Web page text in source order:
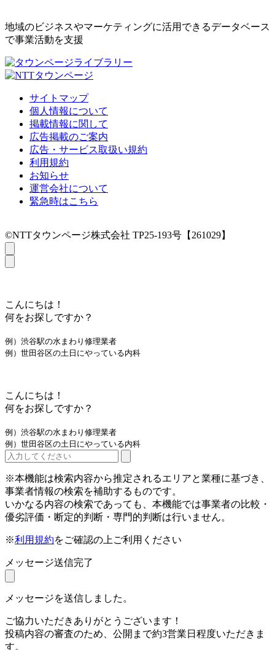
地域のビジネスやマーケティングに活用できるデータベース
で事業活動を支援
サイトマップ
個人情報について
掲載情報に関して
広告掲載のご案内
広告・サービス取扱い規約
利用規約
お知らせ
運営会社について
緊急時はこちら
©NTTタウンページ株式会社 TP25-193号【261029】
こんにちは！
何をお探しですか？
例）渋谷駅の水まわり修理業者
例）世田谷区の土日にやっている内科
こんにちは！
何をお探しですか？
例）渋谷駅の水まわり修理業者
例）世田谷区の土日にやっている内科
※本機能は検索内容から推定されるエリアと業種に基づき、
事業者情報の検索を補助するものです。
いかなる内容の検索であっても、本機能では事業者の比較・
優劣評価・断定的判断・専門的判断は行いません。
※利用規約をご確認の上ご利用ください
メッセージ送信完了
メッセージを送信しました。
ご協力いただきありがとうございます！
投稿内容の審査のため、公開まで約3営業日程度いただきま
す。